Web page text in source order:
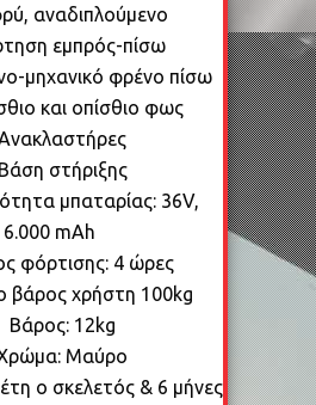
αναδιπλούμενο
εμπρός-πίσω
μηχανικό φρένο πίσω
και οπίσθιο φως
Βάση στήριξης
μπαταρίας: 36V,
6.000 mAh
φόρτισης: 4 ώρες
βάρος χρήστη 100kg
Βάρος: 12kg
Μαύρο
ο σκελετός & 6 μήνες